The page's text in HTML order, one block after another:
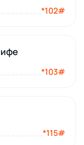
*102#
*103#
*115#